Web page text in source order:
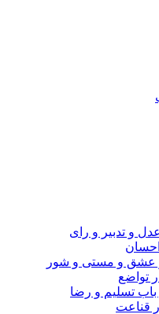
و تدبیر و رای
عشق و مستی و شور
تواضع
باب تسلیم و رضا
قناعت